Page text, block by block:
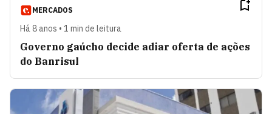
MERCADOS
Há 8 anos • 1 min de leitura
Governo gaúcho decide adiar oferta de ações
do Banrisul